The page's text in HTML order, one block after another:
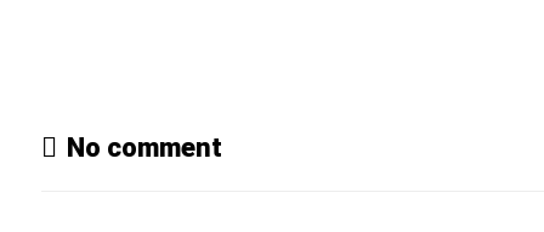
No comment